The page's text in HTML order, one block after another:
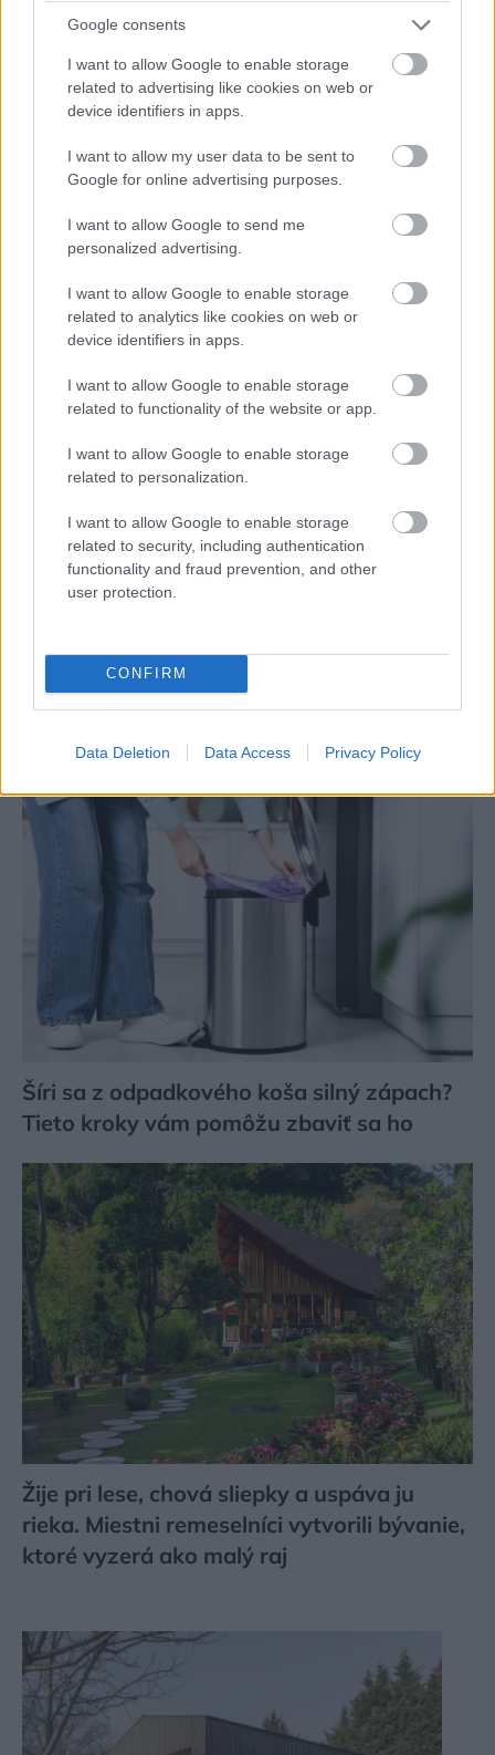
Google consents
I want to allow Google to enable storage
related to advertising like cookies on web or
device identifiers in apps.
I want to allow my user data to be sent to
Google for online advertising purposes.
I want to allow Google to send me
personalized advertising.
I want to allow Google to enable storage
related to analytics like cookies on web or
device identifiers in apps.
I want to allow Google to enable storage
related to functionality of the website or app.
I want to allow Google to enable storage
related to personalization.
I want to allow Google to enable storage
related to security, including authentication
functionality and fraud prevention, and other
user protection.
CONFIRM
Data Deletion Data Access Privacy Policy
ponúka únik do ticha prírody a život, v
ktorom toho netreba veľa
budú hladšie a pevnejšie. Starý trik z
hotelov poznali už naše babičky
Šíri sa z odpadkového koša silný zápach?
Tieto kroky vám pomôžu zbaviť sa ho
Žije pri lese, chová sliepky a uspáva ju
rieka. Miestni remeselníci vytvorili bývanie,
ktoré vyzerá ako malý raj